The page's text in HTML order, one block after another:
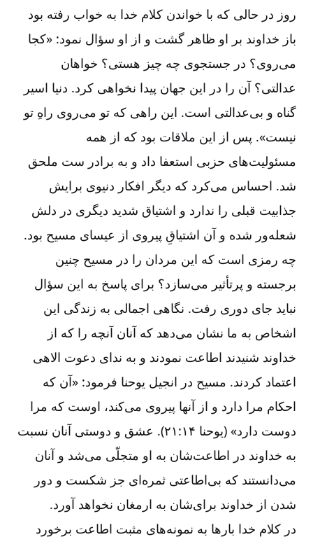
روز در حالی که با خواندن کلام خدا به خواب رفته بود
باز خداوند بر او ظاهر گشت و از او سؤال نمود: «کجا
می‌روی؟ در جستجوی چه چیز هستی؟ خواهان
عدالتی؟ آن را در این جهان پیدا نخواهی کرد. دنیا اسیر
گناه و بی‌عدالتی است. این راهی که تو می‌روی راهِ تو
نیست». پس از این ملاقات بود که از همه
مسئولیت‌های حزبی استعفا داد و به برادر ست ملحق
شد. احساس می‌کرد که دیگر افکار دنیوی برایش
جذابیت قبلی را ندارد و اشتیاق شدید دیگری در دلش
شعله‌ور شده و آن اشتیاقِ پیروی از عیسای مسیح بود.
چه رمزی است که این مردان را در مسیح چنین
برجسته و پرتأثیر می‌سازد؟ برای پاسخ به این سؤال
نباید جای دوری رفت. نگاهی اجمالی به زندگی این
اشخاص به ما نشان می‌دهد که آنان آنچه را که از
خداوند شنیدند اطاعت نمودند و به ندای دعوت الاهی
اعتماد کردند. مسیح در انجیل یوحنا فرمود: «آن که
احکام مرا دارد و از آنها پیروی می‌کند، اوست که مرا
دوست دارد» (یوحنا ۱۴:‏‏‏۲۱). عشق و دوستی آنان نسبت
به خداوند در اطاعت‌شان به او متجلّی می‌شد و آنان
می‌د‌انستند که بی‌اطاعتی ثمره‌ای جز شکست و دور
شدن از خداوند برای‌شان به ارمغان نخواهد آورد.
در کلام خدا بارها به نمونه‌های مثبت اطاعت برخورد